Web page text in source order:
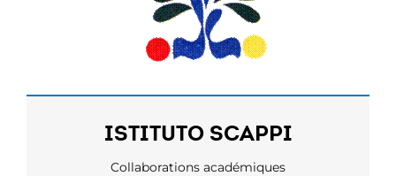
ISTITUTO SCAPPI
Collaborations académiques